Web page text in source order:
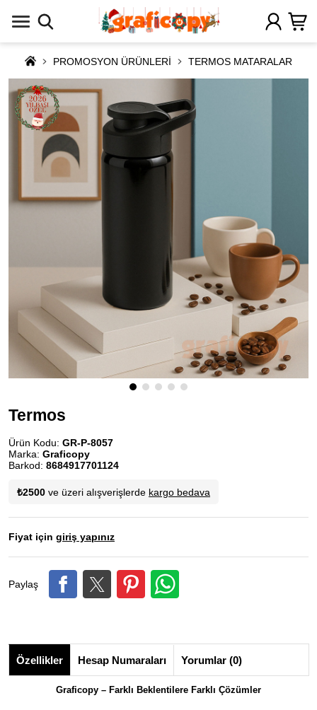
PROMOSYON ÜRÜNLERİ TERMOS MATARALAR
Termos
Ürün Kodu: GR-P-8057
Marka: Graficopy
Barkod: 8684917701124
₺2500 ve üzeri alışverişlerde kargo bedava
Fiyat için giriş yapınız
Paylaş
Özellikler Hesap Numaraları Yorumlar (0)
Graficopy – Farklı Beklentilere Farklı Çözümler